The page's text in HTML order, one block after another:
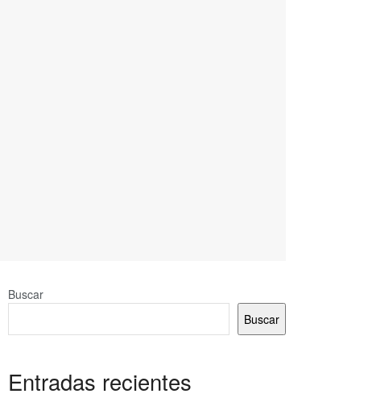
Buscar
Buscar
Entradas recientes